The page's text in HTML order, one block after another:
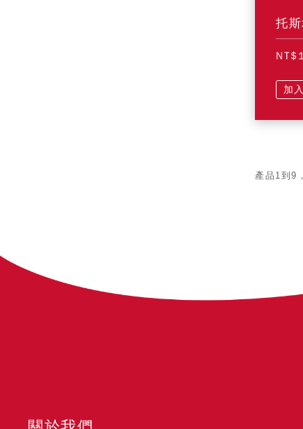
托
加
產品1到9